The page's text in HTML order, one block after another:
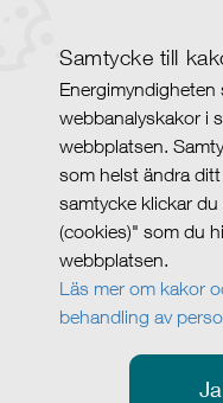
Samtycke till
Energimyndigheten
webbanalyskakor i
webbplatsen.
som helst ändra
samtycke klickar
(cookies)" som du
webbplatsen.
Läs mer om kakor
behandling av